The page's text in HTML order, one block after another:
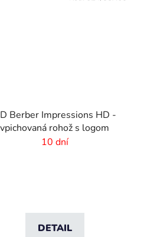
Berber Impressions HD -
vpichovaná rohož s logom
10 dní
DETAIL